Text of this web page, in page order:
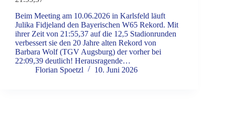
Beim Meeting am 10.06.2026 in Karlsfeld läuft
Julika Fidjeland den Bayerischen W65 Rekord. Mit
ihrer Zeit von 21:55,37 auf die 12,5 Stadionrunden
verbessert sie den 20 Jahre alten Rekord von
Barbara Wolf (TGV Augsburg) der vorher bei
22:09,39 deutlich! Herausragende…
Florian Spoetzl
10. Juni 2026